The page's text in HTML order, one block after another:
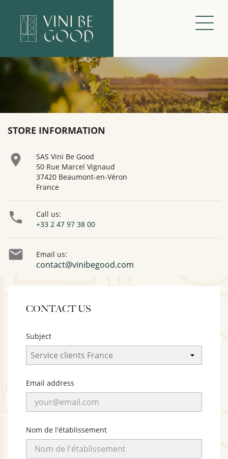
STORE INFORMATION

SAS Vini Be Good
50 Rue Marcel Vignaud
37420 Beaumont-en-Véron
France

Call us:
+33 2 47 97 38 00
 Email us:
contact@vinibegood.com
CONTACT US
Subject
Email address
Nom de l'établissement